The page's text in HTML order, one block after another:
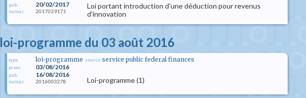
pub. 20/02/2017
numac 2017029171
Loi portant introduction d'une déduction pour revenus
d'innovation
loi-programme du 03 août 2016
type loi-programme
prom. 03/08/2016
pub. 16/08/2016
numac 2016003278
source service public federal finances
Loi-programme (1)